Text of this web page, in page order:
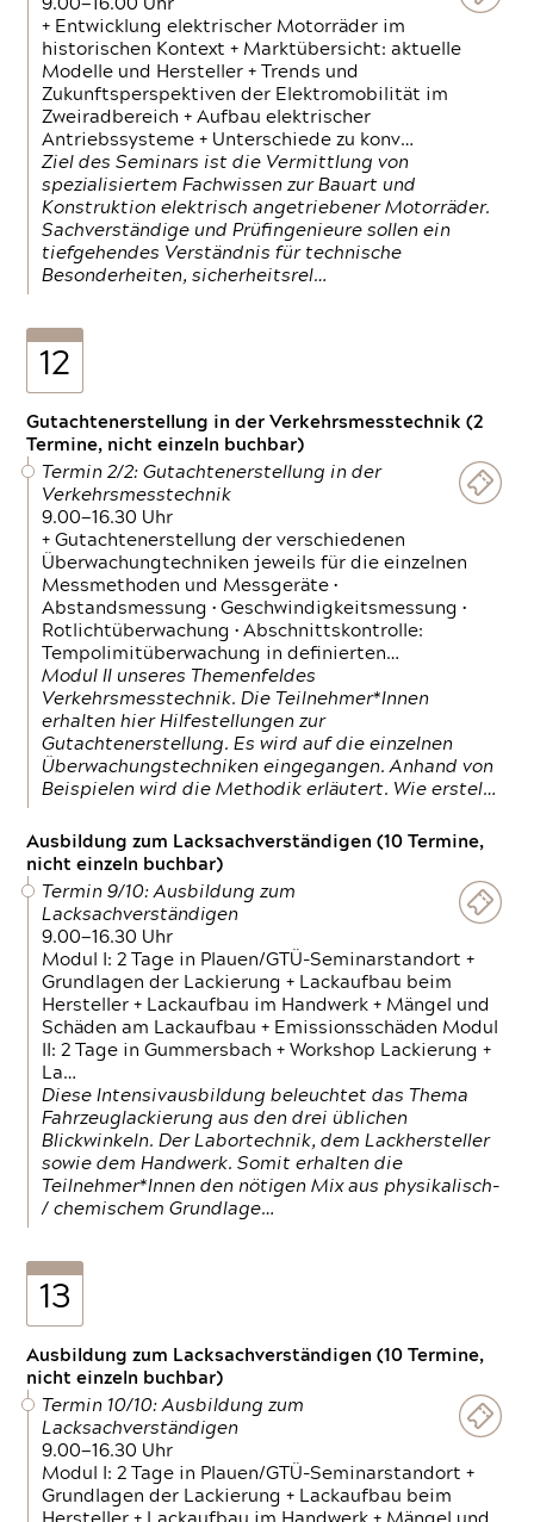
9.00—16.00 Uhr
+ Entwicklung elektrischer Motorräder im
historischen Kontext + Marktübersicht: aktuelle
Modelle und Hersteller + Trends und
Zukunftsperspektiven der Elektromobilität im
Zweiradbereich + Aufbau elektrischer
Antriebssysteme + Unterschiede zu konv…
Ziel des Seminars ist die Vermittlung von
spezialisiertem Fachwissen zur Bauart und
Konstruktion elektrisch angetriebener Motorräder.
Sachverständige und Prüfingenieure sollen ein
tiefgehendes Verständnis für technische
Besonderheiten, sicherheitsrel…
12
Gutachtenerstellung in der Verkehrsmesstechnik (2
Termine, nicht einzeln buchbar)
Termin 2/2: Gutachtenerstellung in der
Verkehrsmesstechnik
9.00—16.30 Uhr
+ Gutachtenerstellung der verschiedenen
Überwachungtechniken jeweils für die einzelnen
Messmethoden und Messgeräte •
Abstandsmessung • Geschwindigkeitsmessung •
Rotlichtüberwachung • Abschnittskontrolle:
Tempolimitüberwachung in definierten…
Modul II unseres Themenfeldes
Verkehrsmesstechnik. Die Teilnehmer*Innen
erhalten hier Hilfestellungen zur
Gutachtenerstellung. Es wird auf die einzelnen
Überwachungstechniken eingegangen. Anhand von
Beispielen wird die Methodik erläutert. Wie erstel…
Ausbildung zum Lacksachverständigen (10 Termine,
nicht einzeln buchbar)
Termin 9/10: Ausbildung zum
Lacksachverständigen
9.00—16.30 Uhr
Modul I: 2 Tage in Plauen/GTÜ-Seminarstandort +
Grundlagen der Lackierung + Lackaufbau beim
Hersteller + Lackaufbau im Handwerk + Mängel und
Schäden am Lackaufbau + Emissionsschäden Modul
II: 2 Tage in Gummersbach + Workshop Lackierung +
La…
Diese Intensivausbildung beleuchtet das Thema
Fahrzeuglackierung aus den drei üblichen
Blickwinkeln. Der Labortechnik, dem Lackhersteller
sowie dem Handwerk. Somit erhalten die
Teilnehmer*Innen den nötigen Mix aus physikalisch-
/ chemischem Grundlage…
13
Ausbildung zum Lacksachverständigen (10 Termine,
nicht einzeln buchbar)
Termin 10/10: Ausbildung zum
Lacksachverständigen
9.00—16.30 Uhr
Modul I: 2 Tage in Plauen/GTÜ-Seminarstandort +
Grundlagen der Lackierung + Lackaufbau beim